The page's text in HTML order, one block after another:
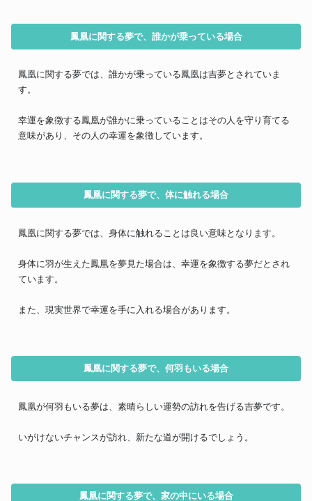
鳳凰に関する夢で、誰かが乗っている場合
鳳凰に関する夢では、誰かが乗っている鳳凰は吉夢とされていま
す。
幸運を象徴する鳳凰が誰かに乗っていることはその人を守り育てる
意味があり、その人の幸運を象徴しています。
鳳凰に関する夢で、体に触れる場合
鳳凰に関する夢では、身体に触れることは良い意味となります。
身体に羽が生えた鳳凰を夢見た場合は、幸運を象徴する夢だとされ
ています。
また、現実世界で幸運を手に入れる場合があります。
鳳凰に関する夢で、何羽もいる場合
鳳凰が何羽もいる夢は、素晴らしい運勢の訪れを告げる吉夢です。
いがけないチャンスが訪れ、新たな道が開けるでしょう。
鳳凰に関する夢で、家の中にいる場合